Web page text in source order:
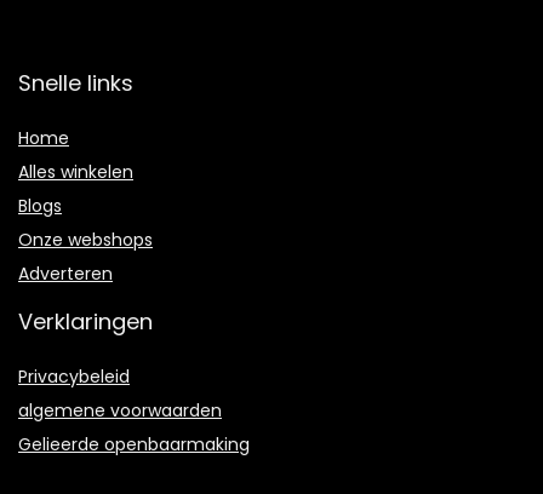
Snelle links
Home
Alles winkelen
Blogs
Onze webshops
Adverteren
Verklaringen
Privacybeleid
algemene voorwaarden
Gelieerde openbaarmaking